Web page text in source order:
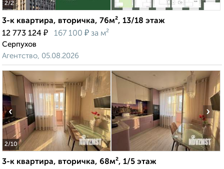
2/2
3-к квартира, вторичка, 76м², 13/18 этаж
12 773 124 ₽ 167 100 ₽ за м²
Серпухов
Агентство, 05.08.2026
2/10
‹ ›
3-к квартира, вторичка, 68м², 1/5 этаж